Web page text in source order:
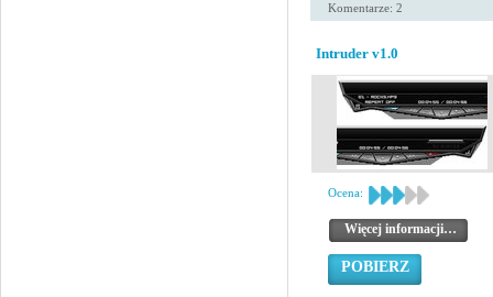
Komentarze: 2
Intruder v1.0
Ocena:
Więcej informacji…
POBIERZ